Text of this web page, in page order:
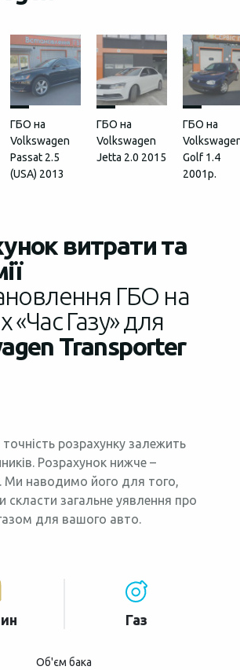
ГБО на
Volkswagen
Passat 2.5
(USA) 2013
ГБО на
Volkswagen
Jetta 2.0 2015
ГБО на
Golf 1.4
2001р.
витрати та
ГБО на
«Час Газу» для
Transporter
розрахунку залежить
Розрахунок нижче –
Ми наводимо його для того,
скласти загальне уявлення про
для вашого авто.
Газ
Об'єм бака